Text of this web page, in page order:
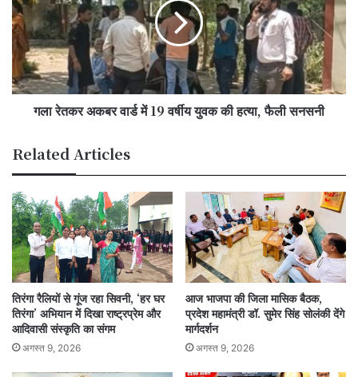
बड़ा
बयान
वार्ड
में
19
वर्षीय
युवक
की
गला रेतकर अकबर वार्ड में 19 वर्षीय युवक की हत्या, फैली सनसनी
Related Articles
तिरंगा रैलियों से गूंज रहा सिवनी, ‘हर घर
तिरंगा’ अभियान में दिखा राष्ट्रप्रेम और
आदिवासी संस्कृति का संगम
अगस्त 9, 2026
आज भाजपा की जिला मासिक बैठक,
प्रदेश महामंत्री डॉ. सुमेर सिंह सोलंकी देंगे
मार्गदर्शन
अगस्त 9, 2026